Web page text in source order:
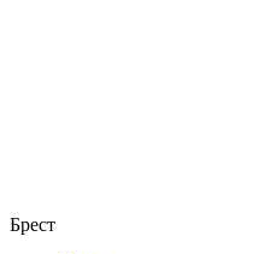
Брест